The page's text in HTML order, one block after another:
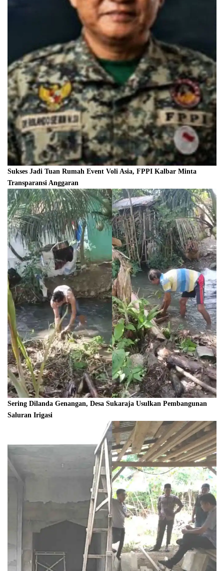
Sukses Jadi Tuan Rumah Event Voli Asia, FPPI Kalbar Minta
Transparansi Anggaran
Sering Dilanda Genangan, Desa Sukaraja Usulkan Pembangunan
Saluran Irigasi